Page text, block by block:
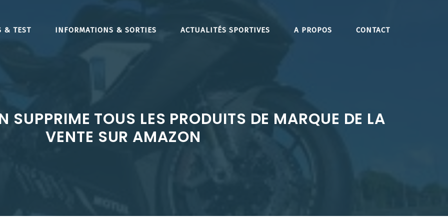
& TEST INFORMATIONS & SORTIES ACTUALITÉS SPORTIVES A PROPOS CONTACT
SUPPRIME TOUS LES PRODUITS DE MARQUE DE LA
VENTE SUR AMAZON